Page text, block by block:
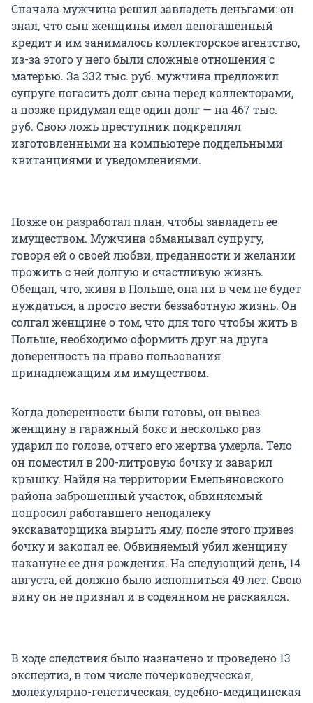
Сначала мужчина решил завладеть деньгами: он
знал, что сын женщины имел непогашенный
кредит и им занималось коллекторское агентство,
из-за этого у него были сложные отношения с
матерью. За 332 тыс. руб. мужчина предложил
супруге погасить долг сына перед коллекторами,
а позже придумал еще один долг — на 467 тыс.
руб. Свою ложь преступник подкреплял
изготовленными на компьютере поддельными
квитанциями и уведомлениями.
Позже он разработал план, чтобы завладеть ее
имуществом. Мужчина обманывал супругу,
говоря ей о своей любви, преданности и желании
прожить с ней долгую и счастливую жизнь.
Обещал, что, живя в Польше, она ни в чем не будет
нуждаться, а просто вести беззаботную жизнь. Он
солгал женщине о том, что для того чтобы жить в
Польше, необходимо оформить друг на друга
доверенность на право пользования
принадлежащим им имуществом.
Когда доверенности были готовы, он вывез
женщину в гаражный бокс и несколько раз
ударил по голове, отчего его жертва умерла. Тело
он поместил в 200-литровую бочку и заварил
крышку. Найдя на территории Емельяновского
района заброшенный участок, обвиняемый
попросил работавшего неподалеку
экскаваторщика вырыть яму, после этого привез
бочку и закопал ее. Обвиняемый убил женщину
накануне ее дня рождения. На следующий день, 14
августа, ей должно было исполниться 49 лет. Свою
вину он не признал и в содеянном не раскаялся.
В ходе следствия было назначено и проведено 13
экспертиз, в том числе почерковедческая,
молекулярно-генетическая, судебно-медицинская